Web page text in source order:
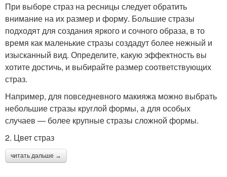
При выборе страз на ресницы следует обратить
внимание на их размер и форму. Большие стразы
подходят для создания яркого и сочного образа, в то
время как маленькие стразы создадут более нежный и
изысканный вид. Определите, какую эффектность вы
хотите достичь, и выбирайте размер соответствующих
страз.
Например, для повседневного макияжа можно выбрать
небольшие стразы круглой формы, а для особых
случаев — более крупные стразы сложной формы.
2. Цвет страз
читать дальше →